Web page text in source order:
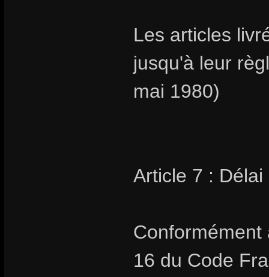
Les articles
jusqu'à leur
mai 1980)
Article 7 :
Conformément
16 du Code